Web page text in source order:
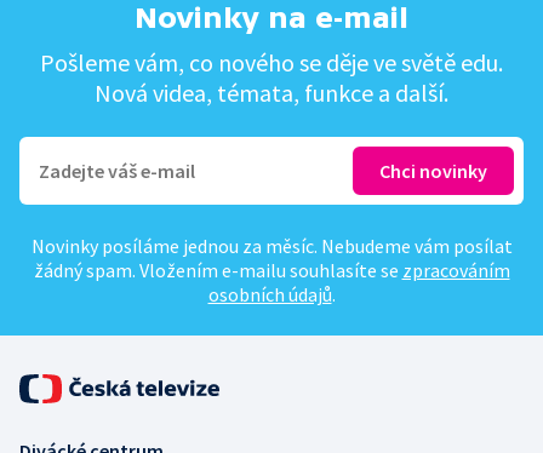
Novinky na e-mail
Pošleme vám, co nového se děje ve světě edu.
Nová videa, témata, funkce a další.
Novinky posíláme jednou za měsíc. Nebudeme vám posílat
žádný spam. Vložením e-mailu souhlasíte se zpracováním
osobních údajů.